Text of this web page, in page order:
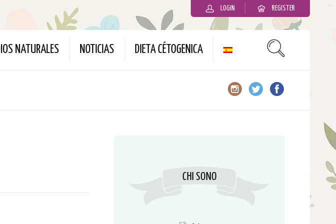
LOGIN REGISTER
NATURALES NOTICIAS DIETA CÉTOGENICA
CHI SONO